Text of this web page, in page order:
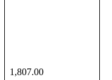
1,807.00